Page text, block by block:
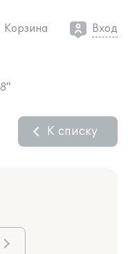
Корзина Вход
К списку